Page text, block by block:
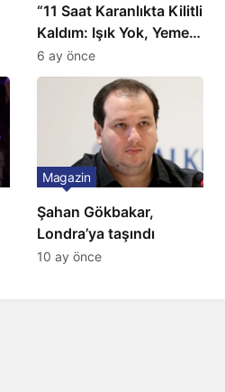
“11 Saat Karanlıkta Kilitli
Kaldım: Işık Yok, Yemek
Yok, Tuvalet Yok!”
Çağla Şikel’den Şok
6 ay önce
Şahan Gökbakar,
Londra’ya taşındı
Magazin
10 ay önce